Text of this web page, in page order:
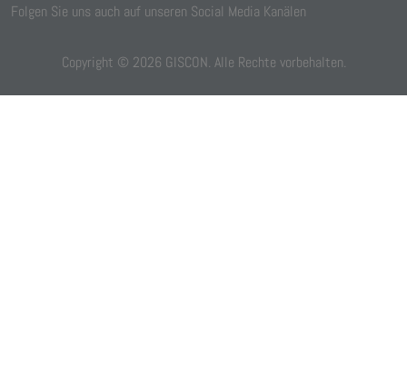
Folgen Sie uns auch auf unseren Social Media Kanälen
Copyright © 2026 GISCON. Alle Rechte vorbehalten.